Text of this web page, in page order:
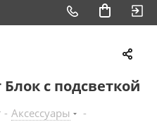
с подсветкой
- Аксессуары
-